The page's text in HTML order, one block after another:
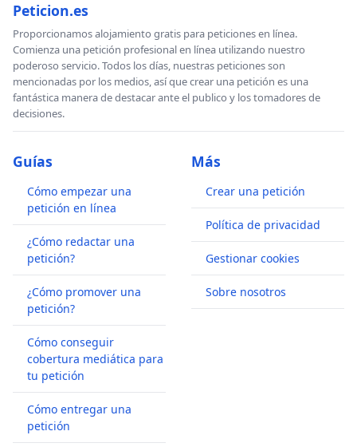
Peticion.es
Proporcionamos alojamiento gratis para peticiones en línea.
Comienza una petición profesional en línea utilizando nuestro
poderoso servicio. Todos los días, nuestras peticiones son
mencionadas por los medios, así que crear una petición es una
fantástica manera de destacar ante el publico y los tomadores de
decisiones.
Guías
Cómo empezar una
petición en línea
¿Cómo redactar una
petición?
¿Cómo promover una
petición?
Cómo conseguir
cobertura mediática para
tu petición
Cómo entregar una
petición
Más
Crear una petición
Política de privacidad
Gestionar cookies
Sobre nosotros